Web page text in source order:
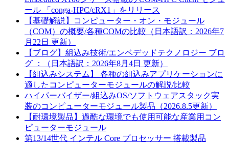
ール 「conga-HPC/cRX1」をリリース
【基礎解説】コンピューター・オン・モジュール
（COM）の概要/各種COMの比較（日本語訳：2026年7
月22日 更新）
【ブログ】組込み技術/エンベデッドテクノロジー ブロ
グ ：（日本語訳：2026年8月4日 更新）
【組込みシステム】 各種の組込みアプリケーションに
適したコンピューターモジュールの解説/比較
ハイパーバイザー/組込みOS/ソフトウェアスタック実
装のコンピューターモジュール製品（2026.8.5更新）
【耐環境製品】過酷な環境でも使用可能な産業用コン
ピューターモジュール
第13/14世代 インテル Core プロセッサー 搭載製品